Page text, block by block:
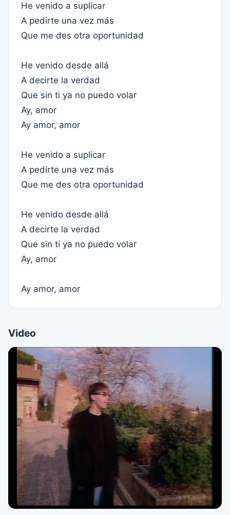
He venido a suplicar
A pedirte una vez más
Que me des otra oportunidad
He venido desde allá
A decirte la verdad
Que sin ti ya no puedo volar
Ay, amor
Ay amor, amor
He venido a suplicar
A pedirte una vez más
Que me des otra oportunidad
He venido desde allá
A decirte la verdad
Que sin ti ya no puedo volar
Ay, amor
Ay amor, amor
Video